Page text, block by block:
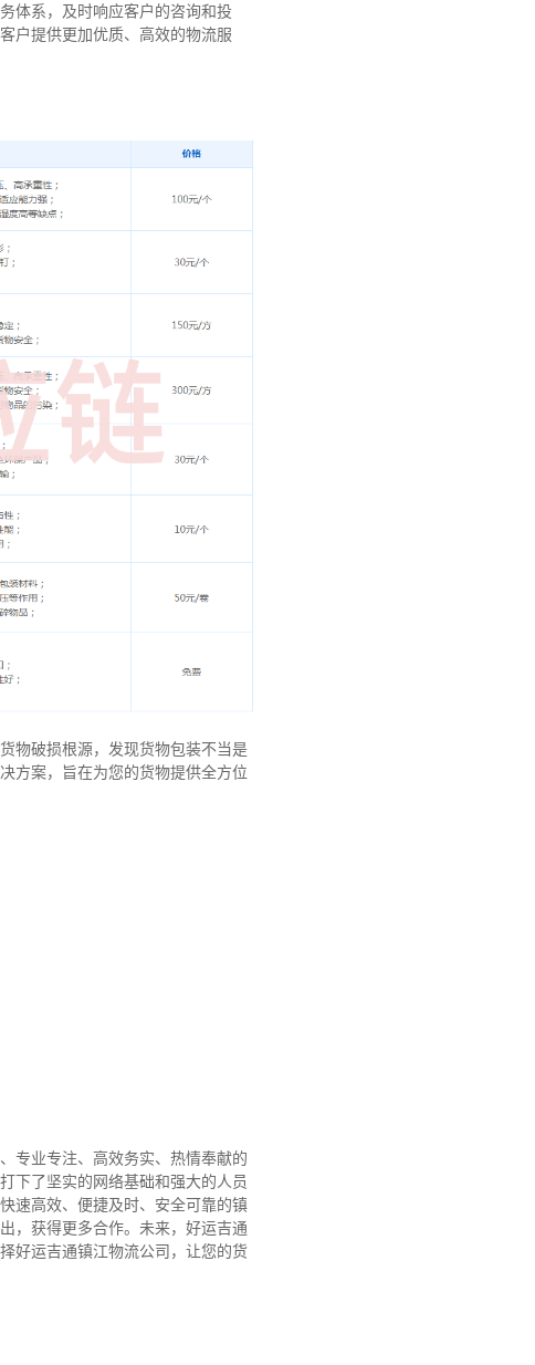
体系，及时响应客户的咨询和投
户提供更加优质、高效的物流服
物破损根源，发现货物包装不当是
方案，旨在为您的货物提供全方位
专业专注、高效务实、热情奉献的
下了坚实的网络基础和强大的人员
速高效、便捷及时、安全可靠的镇
，获得更多合作。 未来，好运吉通
好运吉通镇江物流公司，让您的货